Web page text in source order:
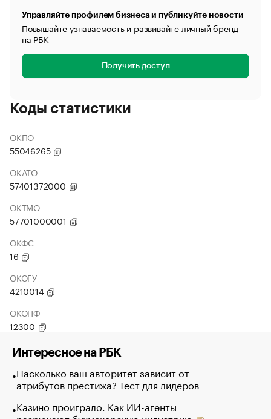
Управляйте профилем бизнеса и публикуйте новости
Повышайте узнаваемость и развивайте личный бренд
на РБК
Получить доступ
Коды статистики
ОКПО
55046265
ОКАТО
57401372000
ОКТМО
57701000001
ОКФС
16
ОКОГУ
4210014
ОКОПФ
12300
Интересное на РБК
Насколько ваш авторитет зависит от
атрибутов престижа? Тест для лидеров
Казино проиграло. Как ИИ-агенты